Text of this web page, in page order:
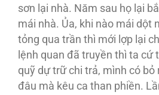
sơn lại nhà. Năm sau họ lại
mái nhà. Ủa, khi nào mái dột
tỏng qua trần thì mới lợp lại
lệnh quan đã truyền thì ta cứ
quỹ dự trữ chi trả, mình có
đâu mà kêu ca than phiền.